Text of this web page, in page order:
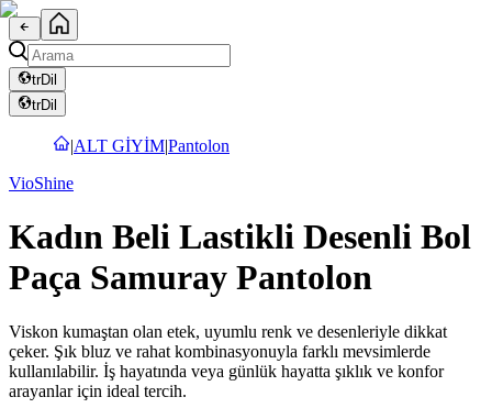
trDil
trDil
|ALT GİYİM|Pantolon
VioShine
Kadın Beli Lastikli Desenli Bol
Paça Samuray Pantolon
Viskon kumaştan olan etek, uyumlu renk ve desenleriyle dikkat
çeker. Şık bluz ve rahat kombinasyonuyla farklı mevsimlerde
kullanılabilir. İş hayatında veya günlük hayatta şıklık ve konfor
arayanlar için ideal tercih.